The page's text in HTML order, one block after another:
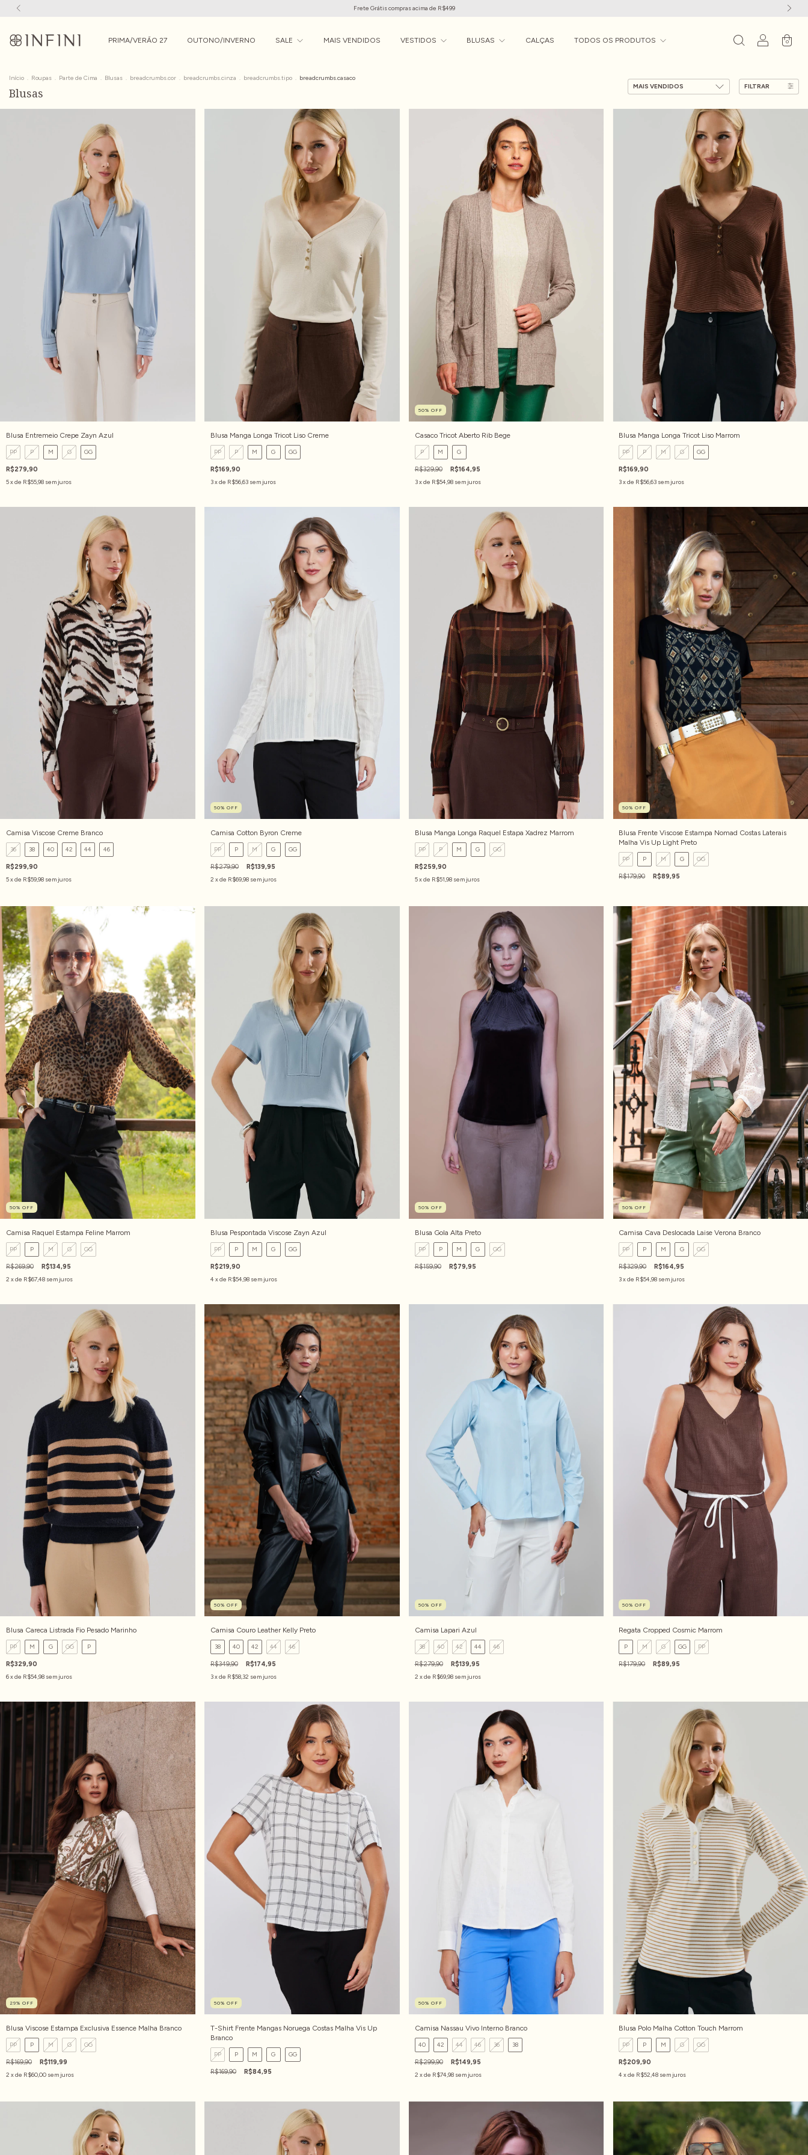
Frete Grátis compras acima de R$499
PRIMA/VERÃO 27 OUTONO/INVERNO SALE MAIS VENDIDOS VESTIDOS BLUSAS CALÇAS TODOS OS PRODUTOS 0
Início . Roupas . Parte de Cima . Blusas . breadcrumbs.cor . breadcrumbs.cinza . breadcrumbs.tipo . breadcrumbs.casaco
Blusas
FILTRAR
Blusa Entremeio Crepe Zayn Azul
PP P M G GG
R$279,90
5x de R$55,98 sem juros
Blusa Manga Longa Tricot Liso Creme
PP P M G GG
R$169,90
3x de R$56,63 sem juros
50% OFF
Casaco Tricot Aberto Rib Bege
P M G
R$329,90
R$164,95
3x de R$54,98 sem juros
Blusa Manga Longa Tricot Liso Marrom
PP P M G GG
R$169,90
3x de R$56,63 sem juros
Camisa Viscose Creme Branco
36 38 40 42 44 46
R$299,90
5x de R$59,98 sem juros
50% OFF
Camisa Cotton Byron Creme
PP P M G GG
R$279,90
R$139,95
2 x de R$69,98 sem juros
Blusa Manga Longa Raquel Estapa Xadrez Marrom
PP P M G GG
R$259,90
5x de R$51,98 sem juros
50%OFF
Blusa Frente Viscose Estampa Nomad Costas Laterais
Malha Vis Up Light Preto
PP P M G GG
R$179,90 R$89,95
50% OFF
Camisa Raquel Estampa Feline Marrom
PP P M G GG
R$269,90
R$134,95
2 x de R$67,48 sem juros
Blusa Pespontada Viscose Zayn Azul
PP P M G GG
R$219,90
4x de R$54,98 sem juros
50% OFF
Blusa Gola Alta Preto
PP P M G GG
R$159,90 R$79,95
50%OFF
Camisa Cava Deslocada Laise Verona Branco
PP P M G GG
R$329,90
R$164,95
3x de R$54,98 sem juros
Blusa Careca Listrada Fio Pesado Marinho
PP M G GG P
R$329,90
6x de R$54,98 sem juros
50% OFF
Camisa Couro Leather Kelly Preto
38 40 42 44 46
R$349,90
R$174,95
3x de R$58,32 sem juros
50% OFF
Camisa Lapari Azul
38 40 42 44 46
R$279,90
R$139,95
2 x de R$69,98 sem juros
50%OFF
Regata Cropped Cosmic Marrom
P M G GG PP
R$179,90 R$89,95
29% OFF
Blusa Viscose Estampa Exclusiva Essence Malha Branco
PP P M G GG
R$169,90
R$119,99
2 x de R$60,00 sem juros
50% OFF
T-Shirt Frente Mangas Noruega Costas Malha Vis Up
Branco
PP P M G GG
R$169,90 R$84,95
50% OFF
Camisa Nassau Vivo Interno Branco
40 42 44 46 36 38
R$299,90
R$149,95
2 x de R$74,98 sem juros
Blusa Polo Malha Cotton Touch Marrom
PP P M G GG
R$209,90
4x de R$52,48 sem juros